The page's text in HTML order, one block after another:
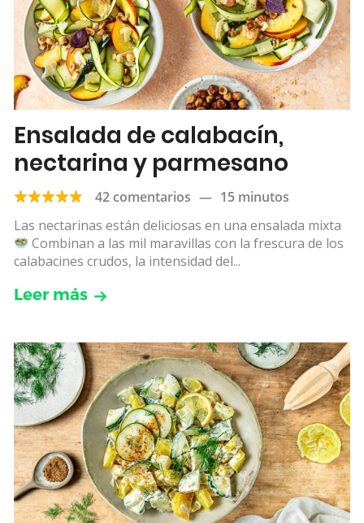
Ensalada de calabacín,
nectarina y parmesano
42 comentarios — 15 minutos
Las nectarinas están deliciosas en una ensalada mixta
Combinan a las mil maravillas con la frescura de los
calabacines crudos, la intensidad del...
Leer más